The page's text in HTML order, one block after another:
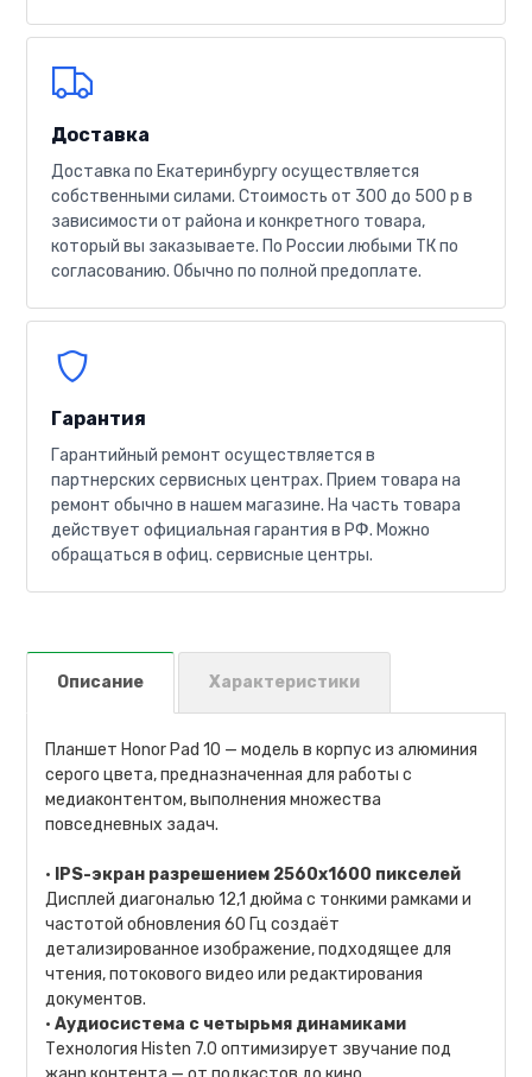
Доставка
Доставка по Екатеринбургу осуществляется
собственными силами. Стоимость от 300 до 500 р в
зависимости от района и конкретного товара,
который вы заказываете. По России любыми ТК по
согласованию. Обычно по полной предоплате.
Гарантия
Гарантийный ремонт осуществляется в
партнерских сервисных центрах. Прием товара на
ремонт обычно в нашем магазине. На часть товара
действует официальная гарантия в РФ. Можно
обращаться в офиц. сервисные центры.
Описание Характеристики
Планшет Honor Pad 10 — модель в корпус из алюминия
серого цвета, предназначенная для работы с
медиаконтентом, выполнения множества
повседневных задач.
•
IPS-экран разрешением 2560х1600 пикселей
Дисплей диагональю 12,1 дюйма с тонкими рамками и
частотой обновления 60 Гц создаёт
детализированное изображение, подходящее для
чтения, потокового видео или редактирования
документов.
•Аудиосистема с четырьмя динамиками
Технология Histen 7.0 оптимизирует звучание под